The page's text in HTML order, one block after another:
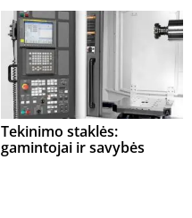
Tekinimo staklės:
gamintojai ir savybės